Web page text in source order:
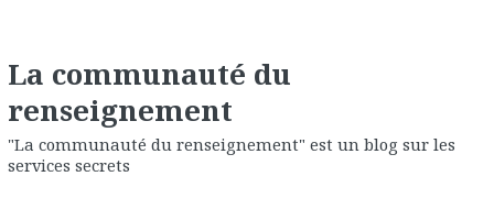
La communauté du
renseignement
"La communauté du renseignement" est un blog sur les
services secrets